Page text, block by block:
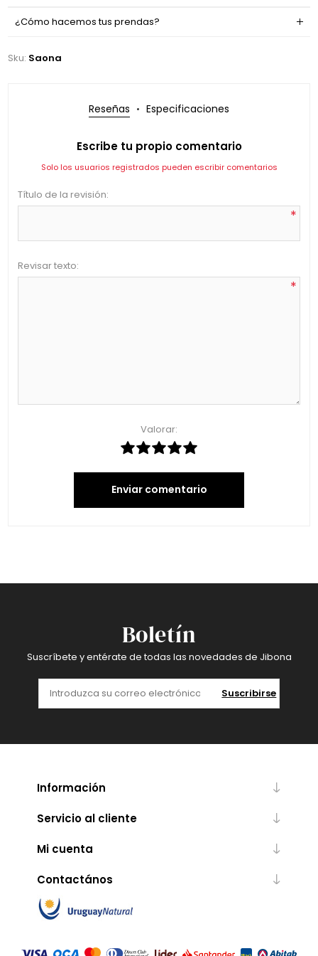
¿Cómo hacemos tus prendas?
Sku: Saona
Reseñas Especificaciones
Escribe tu propio comentario
Solo los usuarios registrados pueden escribir comentarios
Título de la revisión:
*
Revisar texto:
*
Valorar:
Enviar comentario
Boletín
Suscríbete y entérate de todas las novedades de Jibona
Suscribirse
Información
Servicio al cliente
Mi cuenta
Contactános